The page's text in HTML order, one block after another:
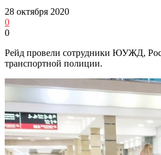
28 октября 2020
0
0
Рейд провели сотрудники ЮУЖД,
транспортной полиции.